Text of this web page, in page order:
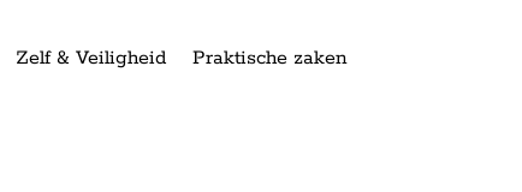
Zelf & Veiligheid Praktische zaken